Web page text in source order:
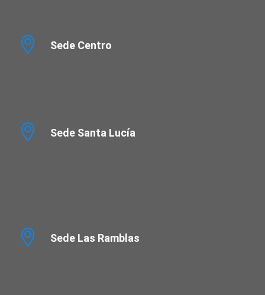
Sede Centro
Sede Santa Lucía
Sede Las Ramblas